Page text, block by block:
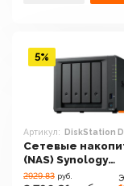
Артикул: DiskStation
Сетевые
(NAS) Synology
DiskStation DS925+
2929.83 руб.
5%